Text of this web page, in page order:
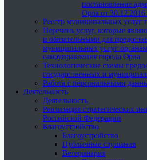
постановление
Орла от
Реестр муниципальных услуг
Перечень услуг, которые
и обязательными для
муниципальных услуг
самоуправления города Орла
Технологические схемы
государственных и
Работа с персональными
Деятельность
Деятельность
Реализация стратегических
Российской Федерации
Благоустройство
Благоустройство
Публичные слушания
Ветеринария